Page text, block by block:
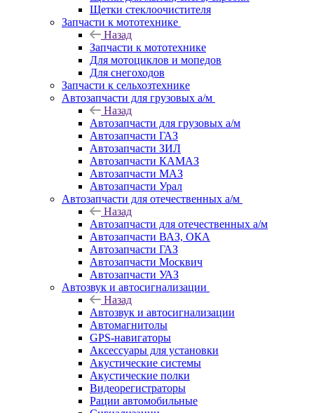
Щетки стеклоочистителя
Запчасти к мототехнике
Назад
Запчасти к мототехнике
Для мотоциклов и мопедов
Для снегоходов
Запчасти к сельхозтехнике
Автозапчасти для грузовых а/м
Назад
Автозапчасти для грузовых а/м
Автозапчасти ГАЗ
Автозапчасти ЗИЛ
Автозапчасти КАМАЗ
Автозапчасти МАЗ
Автозапчасти Урал
Автозапчасти для отечественных а/м
Назад
Автозапчасти для отечественных а/м
Автозапчасти ВАЗ, ОКА
Автозапчасти ГАЗ
Автозапчасти Москвич
Автозапчасти УАЗ
Автозвук и автосигнализации
Назад
Автозвук и автосигнализации
Автомагнитолы
GPS-навигаторы
Аксессуары для установки
Акустические системы
Акустические полки
Видеорегистраторы
Рации автомобильные